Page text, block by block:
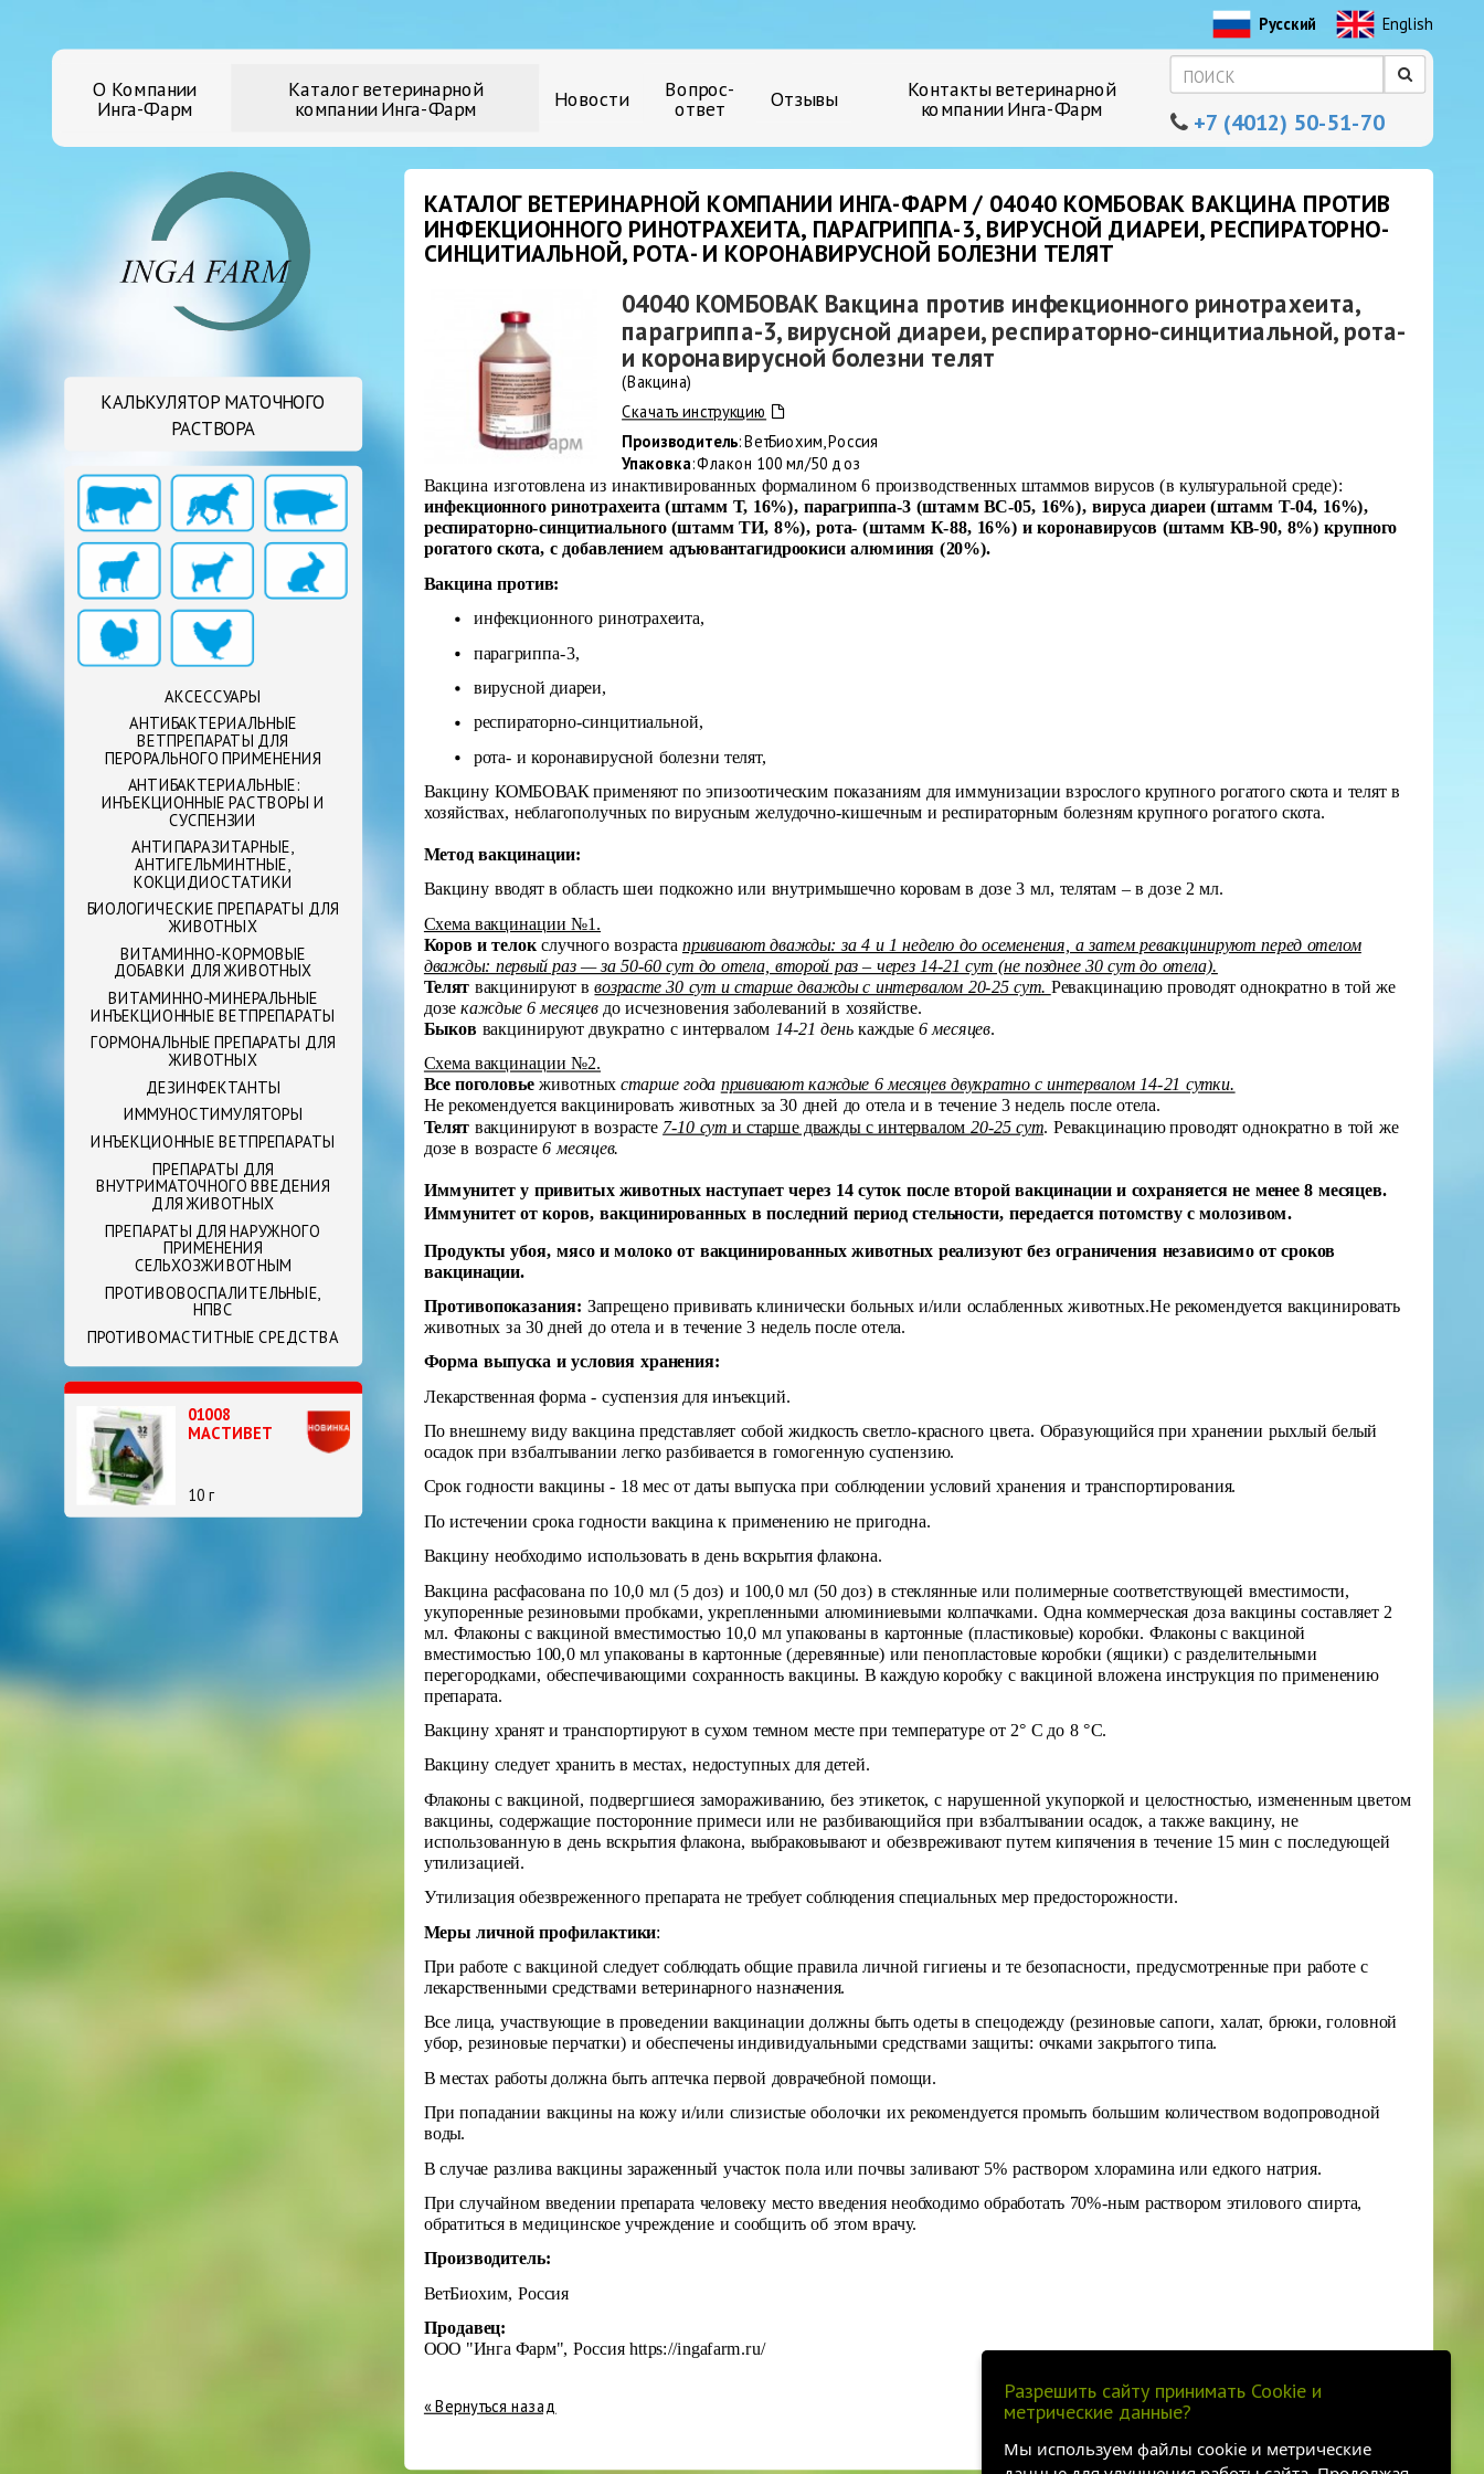
Русский English
О Компании
Инга-Фарм
Каталог ветеринарной
компании Инга-Фарм Новости Вопрос-
ответ Отзывы Контакты ветеринарной
компании Инга-Фарм
+7 (4012) 50-51-70
КАЛЬКУЛЯТОР МАТОЧНОГО
РАСТВОРА
АКСЕССУАРЫ
АНТИБАКТЕРИАЛЬНЫЕ
ВЕТПРЕПАРАТЫ ДЛЯ
ПЕРОРАЛЬНОГО ПРИМЕНЕНИЯ
АНТИБАКТЕРИАЛЬНЫЕ:
ИНЪЕКЦИОННЫЕ РАСТВОРЫ И
СУСПЕНЗИИ
АНТИПАРАЗИТАРНЫЕ,
АНТИГЕЛЬМИНТНЫЕ,
КОКЦИДИОСТАТИКИ
БИОЛОГИЧЕСКИЕ ПРЕПАРАТЫ ДЛЯ
ЖИВОТНЫХ
ВИТАМИННО-КОРМОВЫЕ
ДОБАВКИ ДЛЯ ЖИВОТНЫХ
ВИТАМИННО-МИНЕРАЛЬНЫЕ
ИНЪЕКЦИОННЫЕ ВЕТПРЕПАРАТЫ
ГОРМОНАЛЬНЫЕ ПРЕПАРАТЫ ДЛЯ
ЖИВОТНЫХ
ДЕЗИНФЕКТАНТЫ
ИММУНОСТИМУЛЯТОРЫ
ИНЪЕКЦИОННЫЕ ВЕТПРЕПАРАТЫ
ПРЕПАРАТЫ ДЛЯ
ВНУТРИМАТОЧНОГО ВВЕДЕНИЯ
ДЛЯ ЖИВОТНЫХ
ПРЕПАРАТЫ ДЛЯ НАРУЖНОГО
ПРИМЕНЕНИЯ
СЕЛЬХОЗЖИВОТНЫМ
ПРОТИВОВОСПАЛИТЕЛЬНЫЕ,
НПВС
ПРОТИВОМАСТИТНЫЕ СРЕДСТВА
01008
МАСТИВЕТ
10 г
КАТАЛОГ ВЕТЕРИНАРНОЙ КОМПАНИИ ИНГА-ФАРМ / 04040 КОМБОВАК ВАКЦИНА ПРОТИВ
ИНФЕКЦИОННОГО РИНОТРАХЕИТА, ПАРАГРИППА-3, ВИРУСНОЙ ДИАРЕИ, РЕСПИРАТОРНО-
СИНЦИТИАЛЬНОЙ, РОТА- И КОРОНАВИРУСНОЙ БОЛЕЗНИ ТЕЛЯТ
04040 КОМБОВАК Вакцина против инфекционного ринотрахеита,
парагриппа-3, вирусной диареи, респираторно-синцитиальной, рота-
и коронавирусной болезни телят
(Вакцина)
Скачать инструкцию
Производитель: ВетБиохим, Россия
Упаковка: Флакон 100 мл/50 доз
Вакцина изготовлена из инактивированных формалином 6 производственных штаммов вирусов (в культуральной среде):
инфекционного ринотрахеита (штамм Т, 16%), парагриппа-3 (штамм ВС-05, 16%), вируса диареи (штамм Т-04, 16%),
респираторно-синцитиального (штамм ТИ, 8%), рота- (штамм К-88, 16%) и коронавирусов (штамм КВ-90, 8%) крупного
рогатого скота, с добавлением адъювантагидроокиси алюминия (20%).
Вакцина против:
инфекционного ринотрахеита,
парагриппа-3,
вирусной диареи,
респираторно-синцитиальной,
рота- и коронавирусной болезни телят,
Вакцину КОМБОВАК применяют по эпизоотическим показаниям для иммунизации взрослого крупного рогатого скота и телят в
хозяйствах, неблагополучных по вирусным желудочно-кишечным и респираторным болезням крупного рогатого скота.
Метод вакцинации:
Вакцину вводят в область шеи подкожно или внутримышечно коровам в дозе 3 мл, телятам – в дозе 2 мл.
Схема вакцинации №1.
Коров и телокслучного возраста прививают дважды: за 4 и 1 неделю до осеменения, а затем ревакцинируют перед отелом
дважды: первый раз — за 50-60 сут до отела, второй раз – через 14-21 сут (не позднее 30 сут до отела).
Телят вакцинируют ввозрасте 30 сут и старше дважды с интервалом 20-25 сут. Ревакцинацию проводят однократно в той же
дозекаждые 6 месяцевдо исчезновения заболеваний в хозяйстве.
Быков вакцинируют двукратно с интервалом 14-21 денькаждые 6 месяцев.
Схема вакцинации №2.
Все поголовьеживотных старше года прививают каждые 6 месяцев двукратно с интервалом 14-21 сутки.
Не рекомендуется вакцинировать животных за 30 дней до отела и в течение 3 недель после отела.
Телят вакцинируют в возрасте 7-10 сут и старше дважды с интервалом 20-25 сут. Ревакцинацию проводят однократно в той же
дозе в возрасте6 месяцев.
Иммунитет у привитых животных наступает через 14 суток после второй вакцинации и сохраняется не менее 8 месяцев.
Иммунитет от коров, вакцинированных в последний период стельности, передается потомству с молозивом.
Продукты убоя, мясо и молоко от вакцинированных животных реализуют без ограничения независимо от сроков
вакцинации.
Противопоказания: Запрещено прививать клинически больных и/или ослабленных животных.Не рекомендуется вакцинировать
животных за 30 дней до отела и в течение 3 недель после отела.
Форма выпуска и условия хранения:
Лекарственная форма - суспензия для инъекций.
По внешнему виду вакцина представляет собой жидкость светло-красного цвета. Образующийся при хранении рыхлый белый
осадок при взбалтывании легко разбивается в гомогенную суспензию.
Срок годности вакцины - 18 мес от даты выпуска при соблюдении условий хранения и транспортирования.
По истечении срока годности вакцина к применению не пригодна.
Вакцину необходимо использовать в день вскрытия флакона.
Вакцина расфасована по 10,0 мл (5 доз) и 100,0 мл (50 доз) в стеклянные или полимерные соответствующей вместимости,
укупоренные резиновыми пробками, укрепленными алюминиевыми колпачками. Одна коммерческая доза вакцины составляет 2
мл. Флаконы с вакциной вместимостью 10,0 мл упакованы в картонные (пластиковые) коробки. Флаконы с вакциной
вместимостью 100,0 мл упакованы в картонные (деревянные) или пенопластовые коробки (ящики) с разделительными
перегородками, обеспечивающими сохранность вакцины. В каждую коробку с вакциной вложена инструкция по применению
препарата.
Вакцину хранят и транспортируют в сухом темном месте при температуре от 2° С до 8 °С.
Вакцину следует хранить в местах, недоступных для детей.
Флаконы с вакциной, подвергшиеся замораживанию, без этикеток, с нарушенной укупоркой и целостностью, измененным цветом
вакцины, содержащие посторонние примеси или не разбивающийся при взбалтывании осадок, а также вакцину, не
использованную в день вскрытия флакона, выбраковывают и обезвреживают путем кипячения в течение 15 мин с последующей
утилизацией.
Утилизация обезвреженного препарата не требует соблюдения специальных мер предосторожности.
Меры личной профилактики:
При работе с вакциной следует соблюдать общие правила личной гигиены и те безопасности, предусмотренные при работе с
лекарственными средствами ветеринарного назначения.
Все лица, участвующие в проведении вакцинации должны быть одеты в спецодежду (резиновые сапоги, халат, брюки, головной
убор, резиновые перчатки) и обеспечены индивидуальными средствами защиты: очками закрытого типа.
В местах работы должна быть аптечка первой доврачебной помощи.
При попадании вакцины на кожу и/или слизистые оболочки их рекомендуется промыть большим количеством водопроводной
воды.
В случае разлива вакцины зараженный участок пола или почвы заливают 5% раствором хлорамина или едкого натрия.
При случайном введении препарата человеку место введения необходимо обработать 70%-ным раствором этилового спирта,
обратиться в медицинское учреждение и сообщить об этом врачу.
Производитель:
ВетБиохим, Россия
Продавец:
ООО "Инга Фарм", Россия https://ingafarm.ru/
« Вернуться назад
Разрешить сайту принимать Cookie и
метрические данные?
Мы используем файлы cookie и метрические